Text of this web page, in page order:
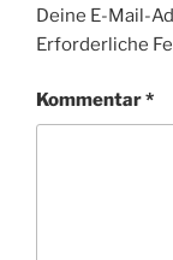
Deine E-Mail-
Erforderliche
Kommentar*